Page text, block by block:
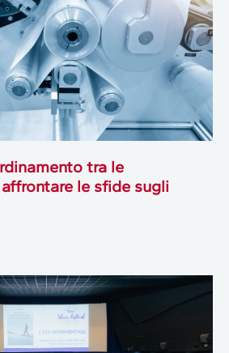
tra le
le sfide sugli